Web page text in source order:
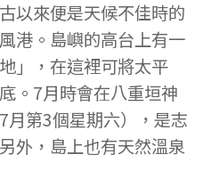
以來便是天候不佳時的
港。島嶼的高台上有一
」，在這裡可將太平
。7月時會在八重垣神
第3個星期六），是志
外，島上也有天然溫泉